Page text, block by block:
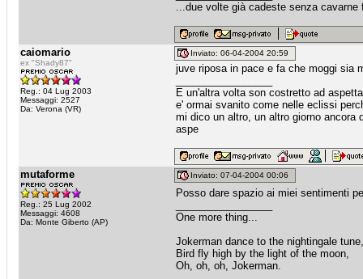
...due volte già cadeste senza
caiomario
ex "Shady87"
Reg.: 04 Lug 2003
Messaggi: 2527
Da: Verona (VR)
Inviato: 06-04-2004 20:59
juve riposa in pace e fa che moggi sia
E un'altra volta son costretto ad
e' ormai svanito come nelle eclissi
mi dico un altro, un altro giorno ancora
aspe
mutaforme
Reg.: 25 Lug 2002
Messaggi: 4608
Da: Monte Giberto (AP)
Inviato: 07-04-2004 00:06
Posso dare spazio ai miei sentimenti
One more thing...
Jokerman dance to the nightingale tune,
Bird fly high by the light of the moon,
Oh, oh, oh, Jokerman.